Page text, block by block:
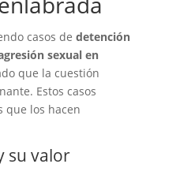
casos de detención
sexual en
que la cuestión
Estos casos
que los hacen
su valor